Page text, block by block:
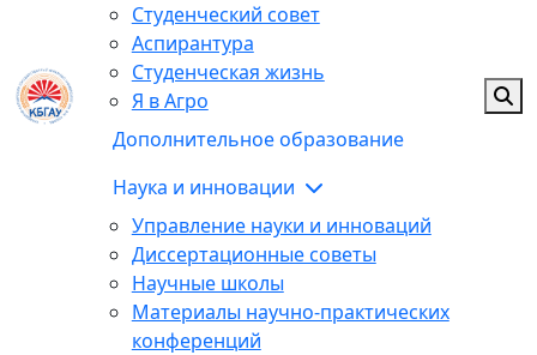
Студенческий совет
Аспирантура
Студенческая жизнь
Я в Агро
Дополнительное образование
Наука и инновации
Управление науки и инноваций
Диссертационные советы
Научные школы
Материалы научно-практических
конференций